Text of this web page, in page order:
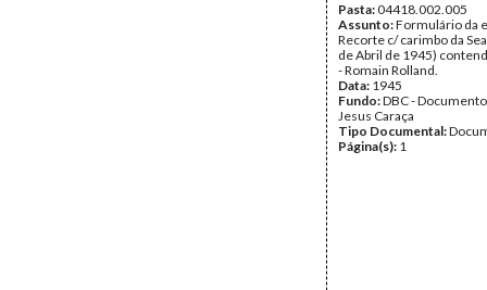
Pasta:04418.002.005
Assunto:Formulário da
Recorte c/ carimbo da
de Abril de 1945)
- Romain Rolland.
Data: 1945
Fundo:DBC -
Jesus Caraça
Tipo Documental:
Página(s): 1